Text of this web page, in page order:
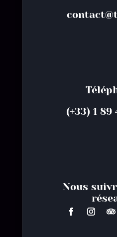
(+33) 1 89
Nous